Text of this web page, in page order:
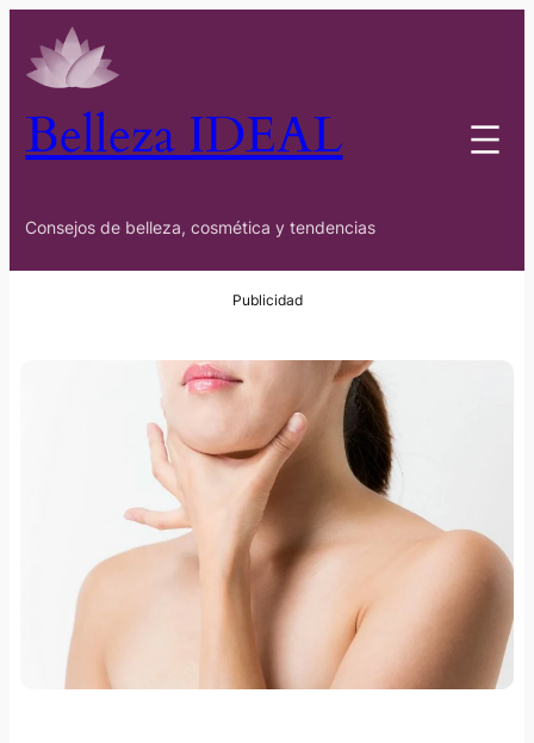
Belleza IDEAL
Consejos de belleza, cosmética y tendencias